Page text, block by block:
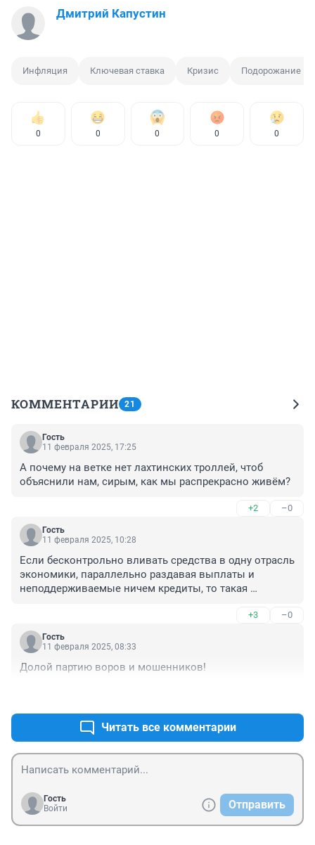
Дмитрий Капустин
Инфляция Ключевая ставка Кризис Подорожание
0 0 0 0 0
КОММЕНТАРИИ 21
Гость
11 февраля 2025, 17:25
А почему на ветке нет лахтинских троллей, чтоб
объяснили нам, сирым, как мы распрекрасно живём?
+2 –0
Гость
11 февраля 2025, 10:28
Если бесконтрольно вливать средства в одну отрасль
экономики, параллельно раздавая выплаты и
неподдерживаемые ничем кредиты, то такая
+3 –0
Гость
11 февраля 2025, 08:33
Долой партию воров и мошенников!
Читать все комментарии
Гость
Войти
Отправить